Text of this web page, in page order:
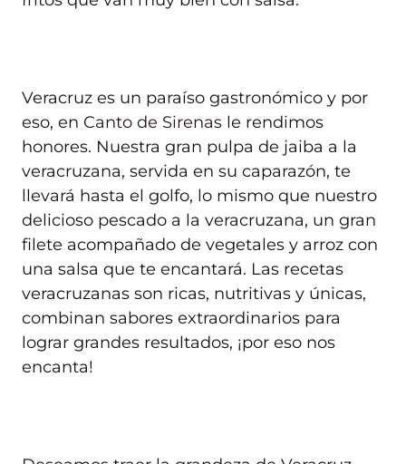
Veracruz es un paraíso gastronómico y por
eso, en Canto de Sirenas le rendimos
honores. Nuestra gran pulpa de jaiba a la
veracruzana, servida en su caparazón, te
llevará hasta el golfo, lo mismo que nuestro
delicioso pescado a la veracruzana, un gran
filete acompañado de vegetales y arroz con
una salsa que te encantará. Las recetas
veracruzanas son ricas, nutritivas y únicas,
combinan sabores extraordinarios para
lograr grandes resultados, ¡por eso nos
encanta!